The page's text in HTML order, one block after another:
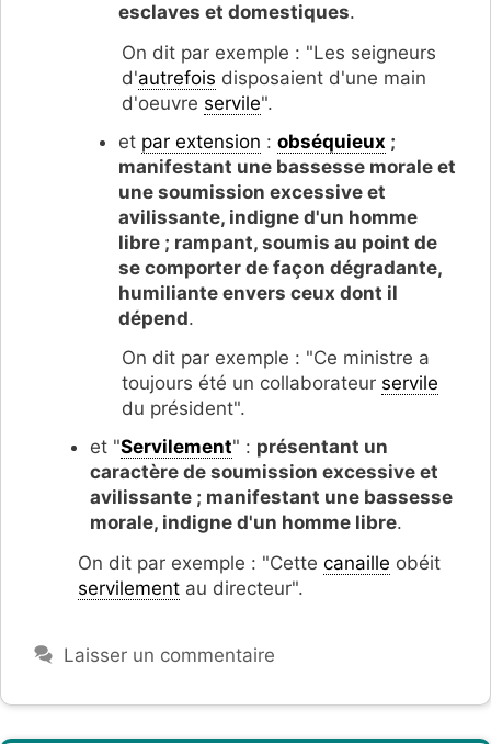
esclaves et domestiques.
On dit par exemple : "Les seigneurs
d'autrefois disposaient d'une main
d'oeuvre servile".
et par extension : obséquieux ;
manifestant une bassesse morale et
une soumission excessive et
avilissante, indigne d'un homme
libre ; rampant, soumis au point de
se comporter de façon dégradante,
humiliante envers ceux dont il
dépend.
On dit par exemple : "Ce ministre a
toujours été un collaborateur servile
du président".
et "Servilement" : présentant un
caractère de soumission excessive et
avilissante ; manifestant une bassesse
morale, indigne d'un homme libre.
On dit par exemple : "Cette canaille obéit
servilement au directeur".
Laisser un commentaire